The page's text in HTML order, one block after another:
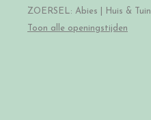
ZOERSEL: Abies | Huis & Tuin
Toon alle openingstijden